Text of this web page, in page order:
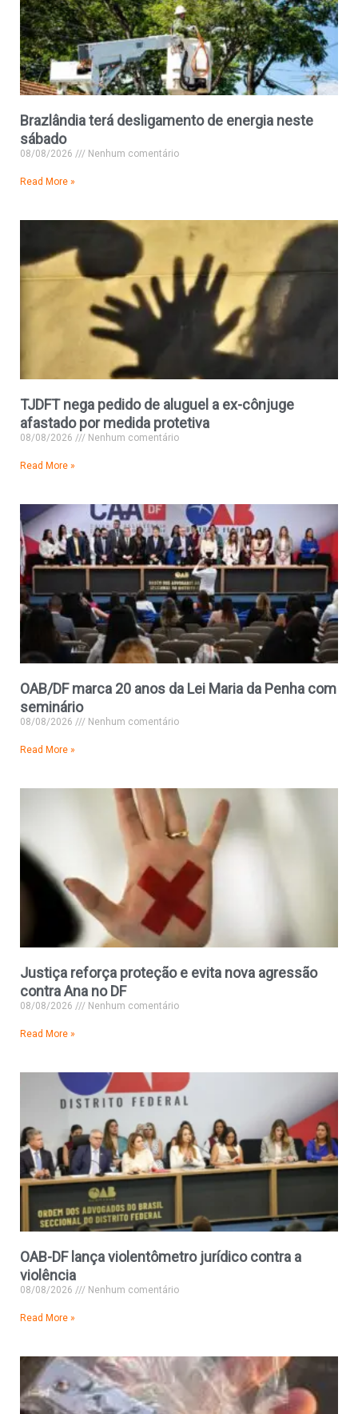
Brazlândia terá desligamento de energia neste
sábado
08/08/2026 Nenhum comentário
Read More »
TJDFT nega pedido de aluguel a ex-cônjuge
afastado por medida protetiva
08/08/2026 Nenhum comentário
Read More »
OAB/DF marca 20 anos da Lei Maria da Penha com
seminário
08/08/2026 Nenhum comentário
Read More »
Justiça reforça proteção e evita nova agressão
contra Ana no DF
08/08/2026 Nenhum comentário
Read More »
OAB-DF lança violentômetro jurídico contra a
violência
08/08/2026 Nenhum comentário
Read More »